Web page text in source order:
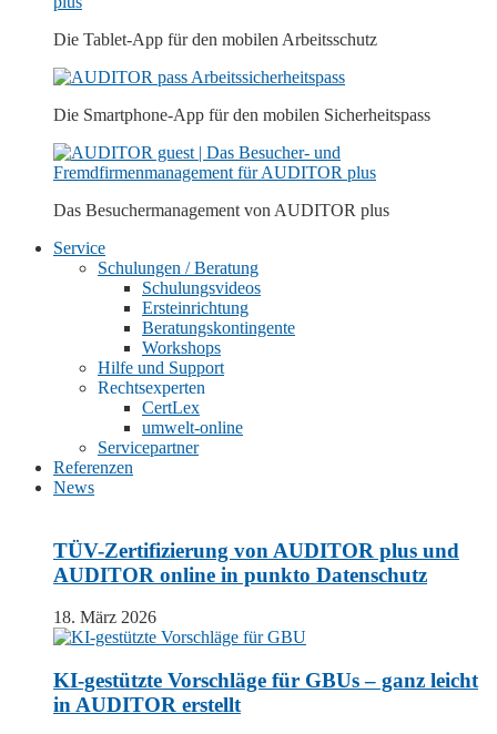
Die Tablet-App für den mobilen Arbeitsschutz
Die Smartphone-App für den mobilen Sicherheitspass
Das Besuchermanagement von AUDITOR plus
Service
Schulungen / Beratung
Schulungsvideos
Ersteinrichtung
Beratungskontingente
Workshops
Hilfe und Support
Rechtsexperten
CertLex
umwelt-online
Servicepartner
Referenzen
News
TÜV-Zertifizierung von AUDITOR plus und
AUDITOR online in punkto Datenschutz
18. März 2026
KI-gestützte Vorschläge für GBUs – ganz leicht
in AUDITOR erstellt